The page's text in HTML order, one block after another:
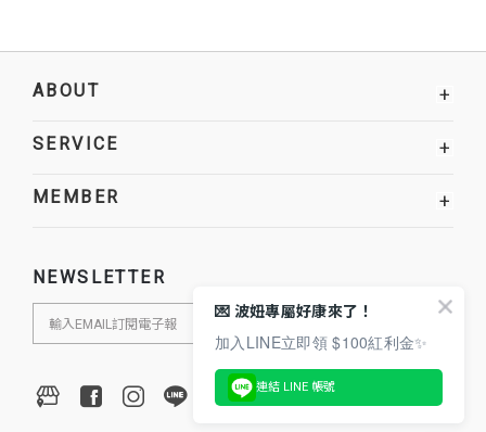
ABOUT +
SERVICE +
MEMBER +
NEWSLETTER
💌 波妞專屬好康來了！
加入LINE立即領 $100紅利金✨
連結 LINE 帳號